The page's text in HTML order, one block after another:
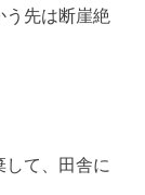
先は断崖絶
て、田舎に